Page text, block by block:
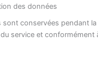
des données
sont conservées pendant
du service et conformément